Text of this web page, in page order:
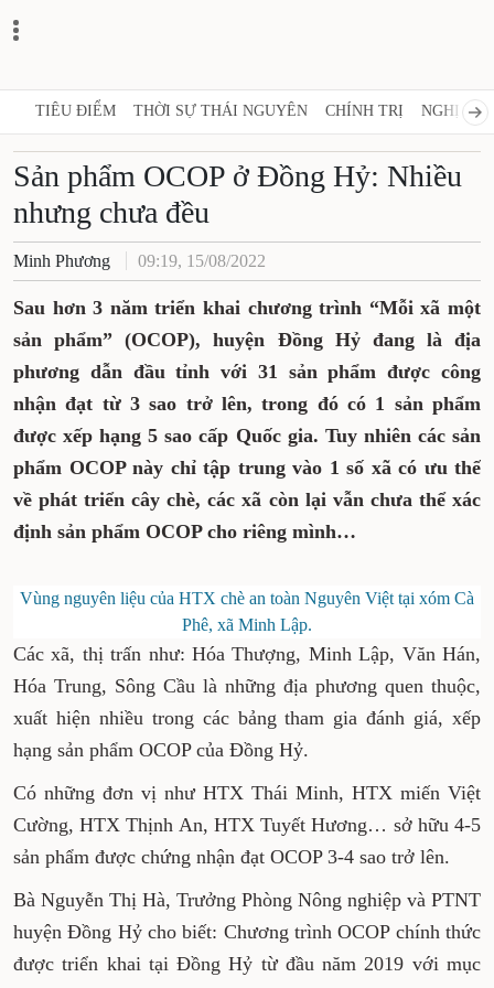
TIÊU ĐIỂM THỜI SỰ THÁI NGUYÊN CHÍNH TRỊ NGHỊ
Sản phẩm OCOP ở Đồng Hỷ: Nhiều
nhưng chưa đều
Minh Phương 09:19, 15/08/2022
Sau hơn 3 năm triển khai chương trình “Mỗi xã một
sản phẩm” (OCOP), huyện Đồng Hỷ đang là địa
phương dẫn đầu tỉnh với 31 sản phẩm được công
nhận đạt từ 3 sao trở lên, trong đó có 1 sản phẩm
được xếp hạng 5 sao cấp Quốc gia. Tuy nhiên các sản
phẩm OCOP này chỉ tập trung vào 1 số xã có ưu thế
về phát triển cây chè, các xã còn lại vẫn chưa thể xác
định sản phẩm OCOP cho riêng mình…
Vùng nguyên liệu của HTX chè an toàn Nguyên Việt tại xóm Cà
Phê, xã Minh Lập.
Các xã, thị trấn như: Hóa Thượng, Minh Lập, Văn Hán,
Hóa Trung, Sông Cầu là những địa phương quen thuộc,
xuất hiện nhiều trong các bảng tham gia đánh giá, xếp
hạng sản phẩm OCOP của Đồng Hỷ.
Có những đơn vị như HTX Thái Minh, HTX miến Việt
Cường, HTX Thịnh An, HTX Tuyết Hương… sở hữu 4-5
sản phẩm được chứng nhận đạt OCOP 3-4 sao trở lên.
Bà Nguyễn Thị Hà, Trưởng Phòng Nông nghiệp và PTNT
huyện Đồng Hỷ cho biết: Chương trình OCOP chính thức
được triển khai tại Đồng Hỷ từ đầu năm 2019 với mục